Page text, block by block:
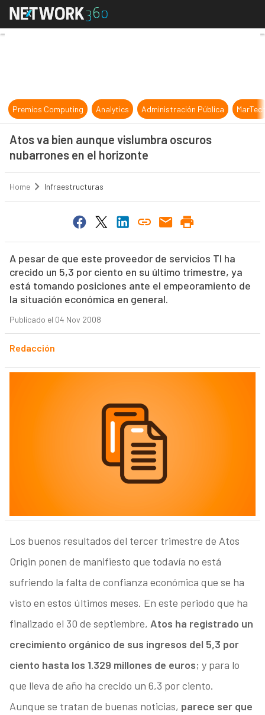
Atos va bien aunque vislumbra
Premios Computing Analytics Administración Pública
Atos va bien aunque vislumbra oscuros
nubarrones en el horizonte
Home Infraestructuras
A pesar de que este proveedor de servicios TI ha
crecido un 5,3 por ciento en su último trimestre, ya
está tomando posiciones ante el empeoramiento de
la situación económica en general.
Publicado el 04 Nov 2008
Redacción
Los buenos resultados del tercer trimestre de Atos
Origin ponen de manifiesto que todavía no está
sufriendo la falta de confianza económica que se ha
visto en estos últimos meses. En este periodo que ha
finalizado el 30 de septiembre, Atos ha registrado un
crecimiento orgánico de sus ingresos del 5,3 por
ciento hasta los 1.329 millones de euros; y para lo
que lleva de año ha crecido un 6,3 por ciento.
Aunque se tratan de buenas noticias, parece ser que